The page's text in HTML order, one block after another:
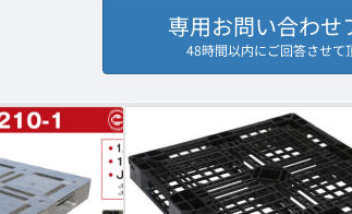
専用お問い合わせ
48時間以内にご回答させて